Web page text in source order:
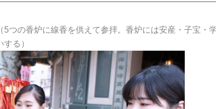
つの香炉に線香を供えて参拝。香炉には安産・子宝・
る）